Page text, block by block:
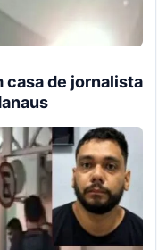
casa de jornalista